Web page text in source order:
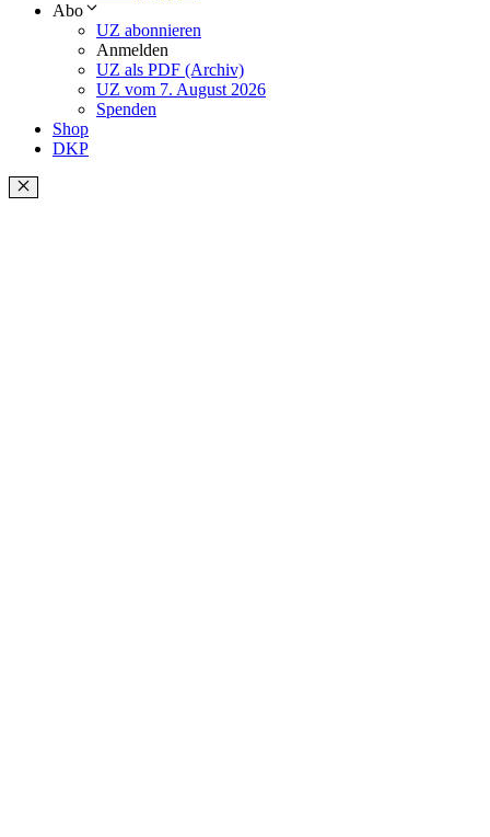
Abo
UZ abonnieren
Anmelden
UZ als PDF (Archiv)
UZ vom 7. August 2026
Spenden
Shop
DKP
Schließen